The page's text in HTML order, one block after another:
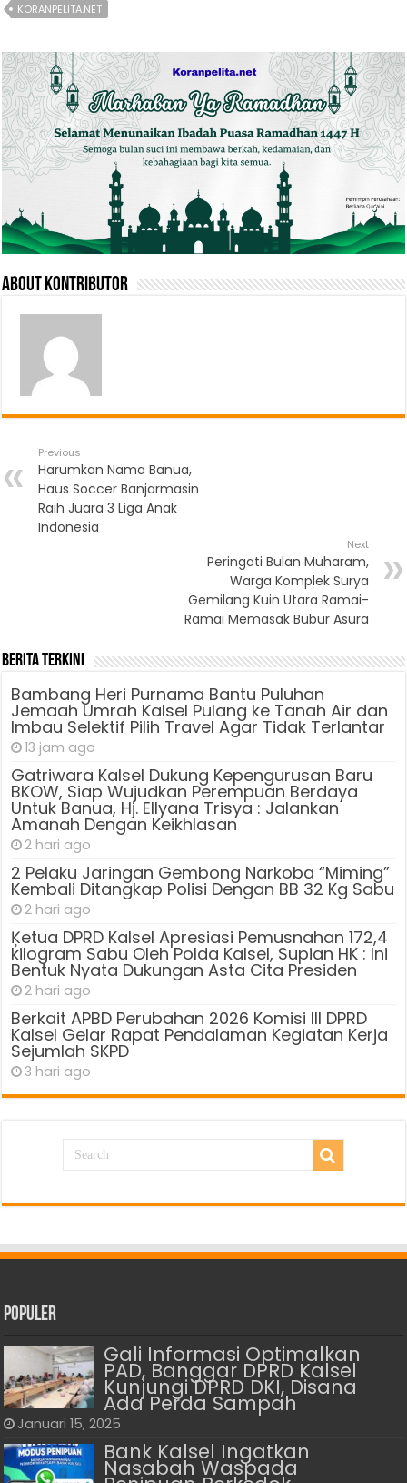
KORANPELITA.NET
About Kontributor
Previous
Harumkan Nama Banua,
Haus Soccer Banjarmasin
Raih Juara 3 Liga Anak
Indonesia
Next
Peringati Bulan Muharam,
Warga Komplek Surya
Gemilang Kuin Utara Ramai-
Ramai Memasak Bubur Asura
Berita Terkini
Bambang Heri Purnama Bantu Puluhan
Jemaah Umrah Kalsel Pulang ke Tanah Air dan
Imbau Selektif Pilih Travel Agar Tidak Terlantar
13 jam ago
Gatriwara Kalsel Dukung Kepengurusan Baru
BKOW, Siap Wujudkan Perempuan Berdaya
Untuk Banua, Hj. Ellyana Trisya : Jalankan
Amanah Dengan Keikhlasan
2 hari ago
2 Pelaku Jaringan Gembong Narkoba “Miming”
Kembali Ditangkap Polisi Dengan BB 32 Kg Sabu
2 hari ago
Ķetua DPRD Kalsel Apresiasi Pemusnahan 172,4
kilogram Sabu Oleh Polda Kalsel, Supian HK : Ini
Bentuk Nyata Dukungan Asta Cita Presiden
2 hari ago
Berkait APBD Perubahan 2026 Komisi III DPRD
Kalsel Gelar Rapat Pendalaman Kegiatan Kerja
Sejumlah SKPD
3 hari ago
Populer
Gali Informasi Optimalkan
PAD, Banggar DPRD Kalsel
Kunjungi DPRD DKI, Disana
Ada Perda Sampah
Januari 15, 2025
Bank Kalsel Ingatkan
Nasabah Waspada